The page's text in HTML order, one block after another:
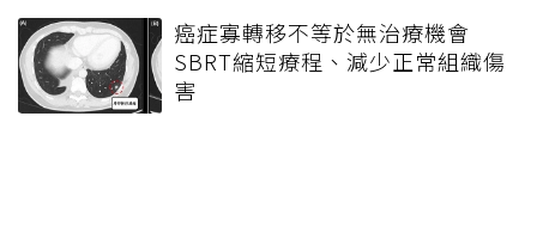
癌症寡轉移不等於無治療機會
SBRT縮短療程、減少正常組織傷
害